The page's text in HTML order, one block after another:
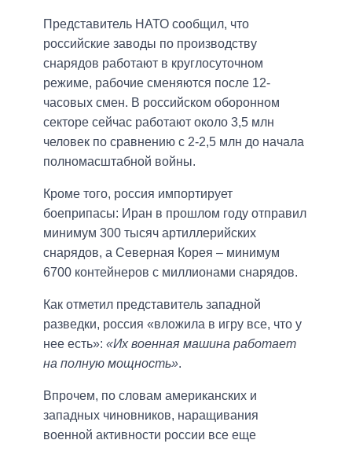
Представитель НАТО сообщил, что
российские заводы по производству
снарядов работают в круглосуточном
режиме, рабочие сменяются после 12-
часовых смен. В российском оборонном
секторе сейчас работают около 3,5 млн
человек по сравнению с 2-2,5 млн до начала
полномасштабной войны.
Кроме того, россия импортирует
боеприпасы: Иран в прошлом году отправил
минимум 300 тысяч артиллерийских
снарядов, а Северная Корея – минимум
6700 контейнеров с миллионами снарядов.
Как отметил представитель западной
разведки, россия «вложила в игру все, что у
нее есть»: «Их военная машина работает
на полную мощность».
Впрочем, по словам американских и
западных чиновников, наращивания
военной активности россии все еще